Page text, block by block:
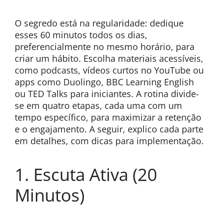
O segredo está na regularidade: dedique
esses 60 minutos todos os dias,
preferencialmente no mesmo horário, para
criar um hábito. Escolha materiais acessíveis,
como podcasts, vídeos curtos no YouTube ou
apps como Duolingo, BBC Learning English
ou TED Talks para iniciantes. A rotina divide-
se em quatro etapas, cada uma com um
tempo específico, para maximizar a retenção
e o engajamento. A seguir, explico cada parte
em detalhes, com dicas para implementação.
1. Escuta Ativa (20
Minutos)